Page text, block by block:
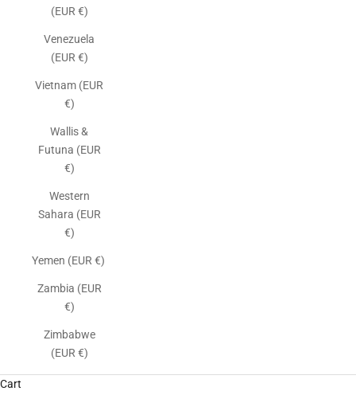
(EUR €)
Venezuela
(EUR €)
Vietnam (EUR
€)
Wallis &
Futuna (EUR
€)
Western
Sahara (EUR
€)
Yemen (EUR €)
Zambia (EUR
€)
Zimbabwe
(EUR €)
Cart